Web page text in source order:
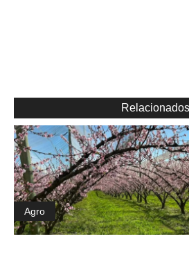
Relacionados
Agro